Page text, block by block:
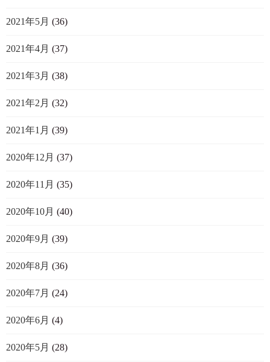
2021年5月 (36)
2021年4月 (37)
2021年3月 (38)
2021年2月 (32)
2021年1月 (39)
2020年12月 (37)
2020年11月 (35)
2020年10月 (40)
2020年9月 (39)
2020年8月 (36)
2020年7月 (24)
2020年6月 (4)
2020年5月 (28)